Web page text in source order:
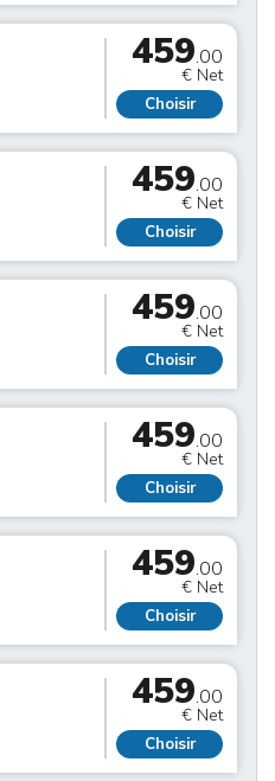
459.00
€ Net
Choisir
459.00
€ Net
Choisir
459.00
€ Net
Choisir
459.00
€ Net
Choisir
459.00
€ Net
Choisir
459.00
€ Net
Choisir